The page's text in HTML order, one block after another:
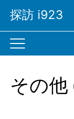
探訪 i923
a
i
v
その他